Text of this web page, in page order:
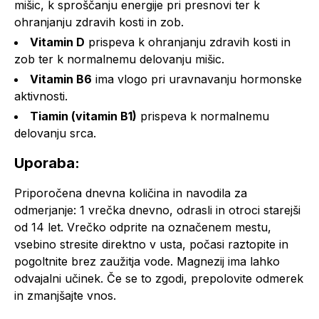
mišic, k sproščanju energije pri presnovi ter k
ohranjanju zdravih kosti in zob.
Vitamin D prispeva k ohranjanju zdravih kosti in
zob ter k normalnemu delovanju mišic.
Vitamin B6 ima vlogo pri uravnavanju hormonske
aktivnosti.
Tiamin (vitamin B1) prispeva k normalnemu
delovanju srca.
Uporaba:
Priporočena dnevna količina in navodila za
odmerjanje: 1 vrečka dnevno, odrasli in otroci starejši
od 14 let. Vrečko odprite na označenem mestu,
vsebino stresite direktno v usta, počasi raztopite in
pogoltnite brez zaužitja vode. Magnezij ima lahko
odvajalni učinek. Če se to zgodi, prepolovite odmerek
in zmanjšajte vnos.